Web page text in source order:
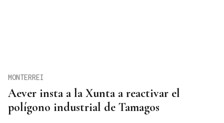
Aever insta a la Xunta a reactivar el
polígono industrial de Tamagos
MONTERREI